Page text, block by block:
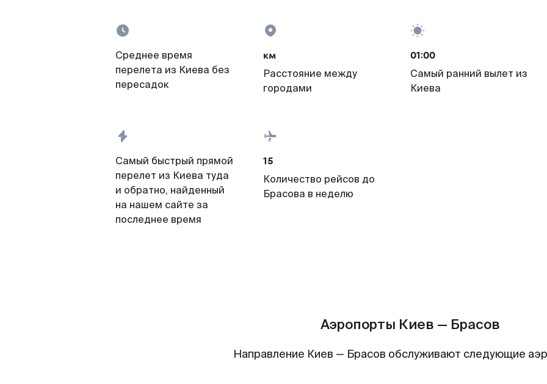
Среднее время
перелета из Киева без
пересадок
км
Расстояние между
городами
01:00
Самый ранний вылет из
Киева
Самый быстрый прямой
перелет из Киева туда
и обратно, найденный
на нашем сайте за
последнее время
15
Количество рейсов до
Брасова в неделю
Аэропорты Киев — Брасов
Направление Киев — Брасов обслуживают следующие